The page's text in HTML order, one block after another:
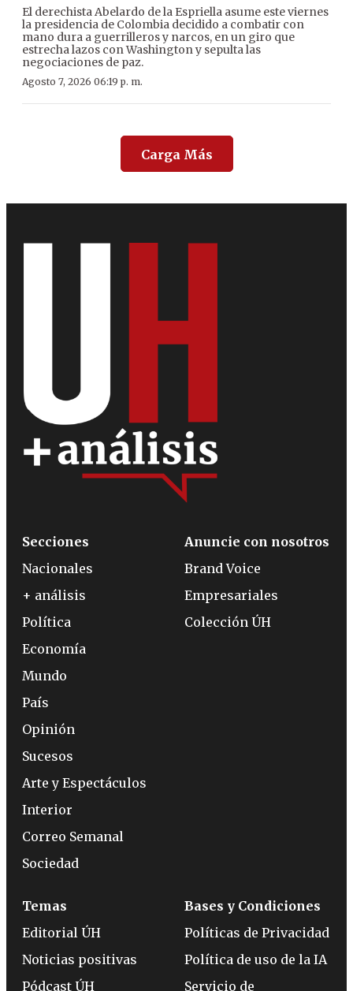
El derechista Abelardo de la Espriella asume este viernes
la presidencia de Colombia decidido a combatir con
mano dura a guerrilleros y narcos, en un giro que
estrecha lazos con Washington y sepulta las
negociaciones de paz.
Agosto 7, 2026 06:19 p. m.
Carga Más
Secciones
Nacionales
+ análisis
Política
Economía
Mundo
País
Opinión
Sucesos
Arte y Espectáculos
Interior
Correo Semanal
Sociedad
Anuncie con nosotros
Brand Voice
Empresariales
Colección ÚH
Temas
Editorial ÚH
Noticias positivas
Pódcast ÚH
Bases y Condiciones
Políticas de Privacidad
Política de uso de la IA
Servicio de